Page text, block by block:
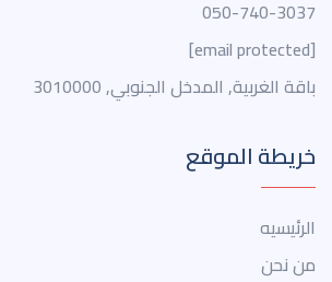
050-740-3037
[email protected]
باقة الغربية, المدخل الجنوبي, 3010000
خريطة الموقع
الرئيسيه
من نحن